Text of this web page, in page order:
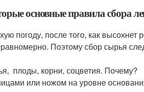
основные правила сбора
погоду, после того, как
Поэтому сбор сырья
плоды, корни, соцветия. Почему?
или ножом на уровне